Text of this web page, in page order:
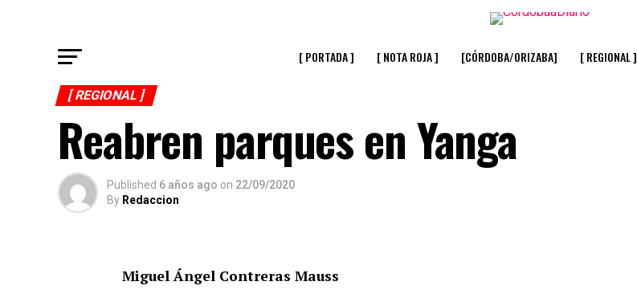
[ PORTADA ] [ NOTA ROJA ] [CÓRDOBA/ORIZABA] [ REGIONAL ]
[ REGIONAL ]
Reabren parques en Yanga
Published 6 años ago on 22/09/2020
By Redaccion
Miguel Ángel Contreras Mauss